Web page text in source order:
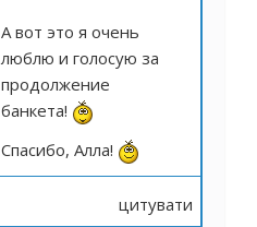
А вот это я очень
люблю и голосую за
продолжение
банкета!
Спасибо, Алла!
цитувати